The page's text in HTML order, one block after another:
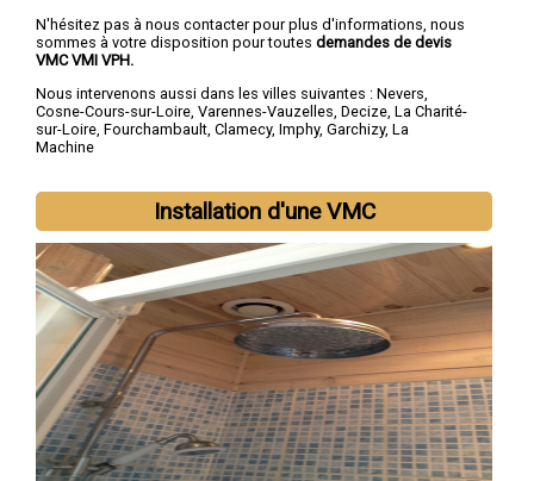
N'hésitez pas à nous contacter pour plus d'informations, nous
sommes à votre disposition pour toutes demandes de devis
VMC VMI VPH.
Nous intervenons aussi dans les villes suivantes : Nevers
Cosne-Cours-sur-Loire Varennes-Vauzelles Decize La Charité-
sur-Loire Fourchambault Clamecy, Imphy, Garchizy, La
Machine
Installation d'une VMC